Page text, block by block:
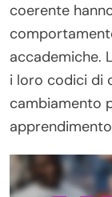
coerente
accademiche.
i loro codici di
cambiamento